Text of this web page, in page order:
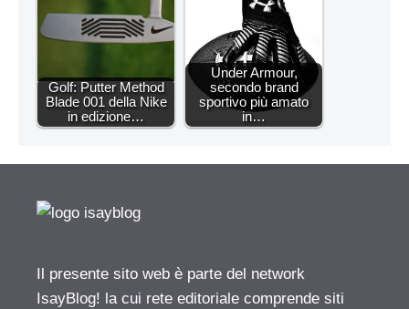
Golf: Putter Method
Blade 001 della Nike
in edizione…
Under Armour,
secondo brand
sportivo più amato
in…
Il presente sito web è parte del network
IsayBlog! la cui rete editoriale comprende siti